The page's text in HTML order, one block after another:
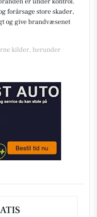
forårsage store skader,
og give brandvæsenet
kilder, herunder